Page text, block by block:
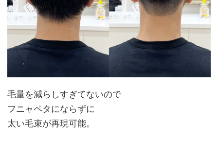
毛量を減らしすぎてないので
フニャペタにならずに
太い毛束が再現可能。